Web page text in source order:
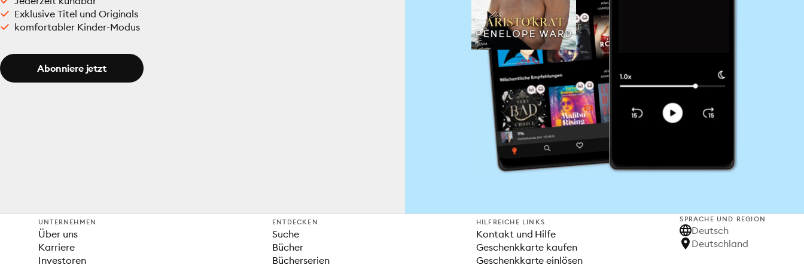
Exklusive Titel und Originals
komfortabler Kinder-Modus
Abonniere jetzt
UNTERNEHMEN
Über uns
Karriere
Investoren
ENTDECKEN
Suche
Bücher
Bücherserien
HILFREICHE LINKS
Kontakt und Hilfe
Geschenkkarte kaufen
Geschenkkarte einlösen
SPRACHE UND REGION
Deutsch
Deutschland